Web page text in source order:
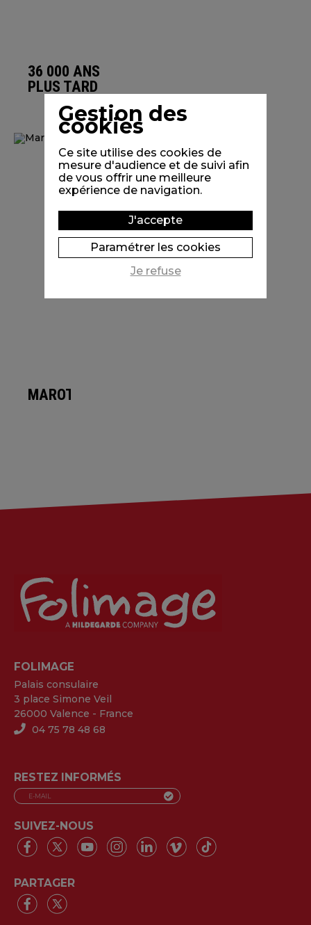
36 000 ANS
PLUS TARD
MAROTTES
FOLIMAGE
Palais consulaire
3 place Simone Veil
26000 Valence - France
04 75 78 48 68
RESTEZ INFORMÉS
SUIVEZ-NOUS
PARTAGER
Gestion des
cookies
Ce site utilise des cookies de
mesure d'audience et de suivi afin
de vous offrir une meilleure
expérience de navigation.
J'accepte
Paramétrer les cookies
Je refuse